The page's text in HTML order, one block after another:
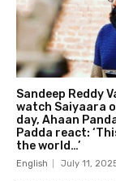
Sandeep Reddy
watch Saiyaara
day, Ahaan
Padda react:
the world…’
English July 11,